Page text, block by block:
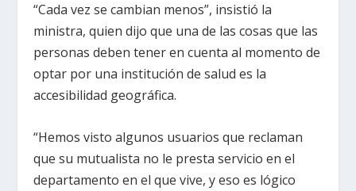
“Cada vez se cambian menos”, insistió la
ministra, quien dijo que una de las cosas que las
personas deben tener en cuenta al momento de
optar por una institución de salud es la
accesibilidad geográfica.
“Hemos visto algunos usuarios que reclaman
que su mutualista no le presta servicio en el
departamento en el que vive, y eso es lógico